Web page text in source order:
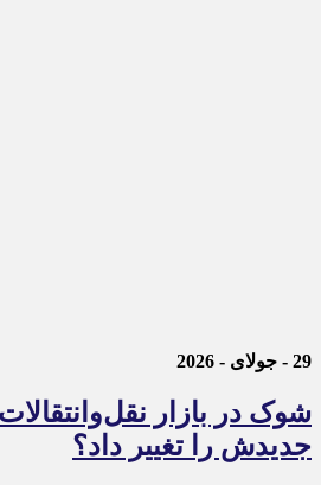
29 - جولای - 2026
شوک در بازار
جدیدش را تغییر داد؟